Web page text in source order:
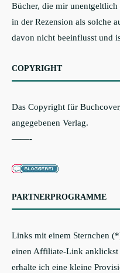
Bücher, die mir
in der Rezension als solche
davon nicht beeinflusst und
COPYRIGHT
Das Copyright für
angegebenen Verlag.
——-
PARTNERPROGRAMME
Links mit einem Sternchen
einen Affiliate-Link anklickst
erhalte ich eine kleine